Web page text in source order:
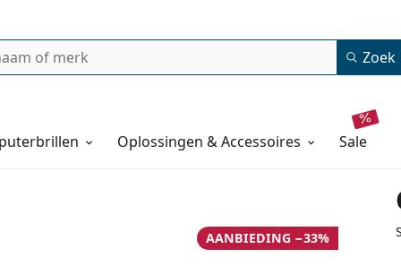
Zoek
Oplossingen & Accessoires sale
AANBIEDING −33%